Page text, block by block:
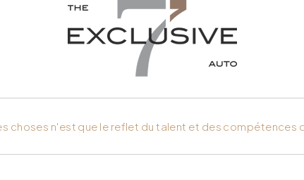
choses n'est que le reflet du talent et des compétences